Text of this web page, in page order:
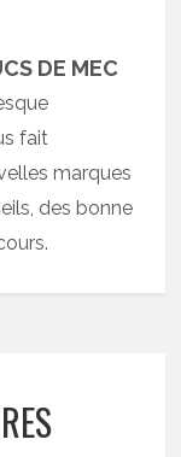
DE MEC
fait
marques
des bonne